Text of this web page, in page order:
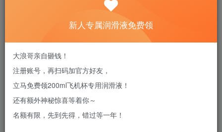
新老司机速来！注册自嗨网+扫码加好友，即
送200ml润滑液→
菊花如何缓痛？让0号Gang交不痛的秘密是什么？
JEUSN仿精润滑油开箱评测！
新人专属润滑液免费领
大浪哥亲自砸钱！
注册账号，再扫码加官方好友，
立马免费领200ml飞机杯专用润滑液！
还有额外神秘惊喜等着你～
名额有限，先到先得，错过等一年！